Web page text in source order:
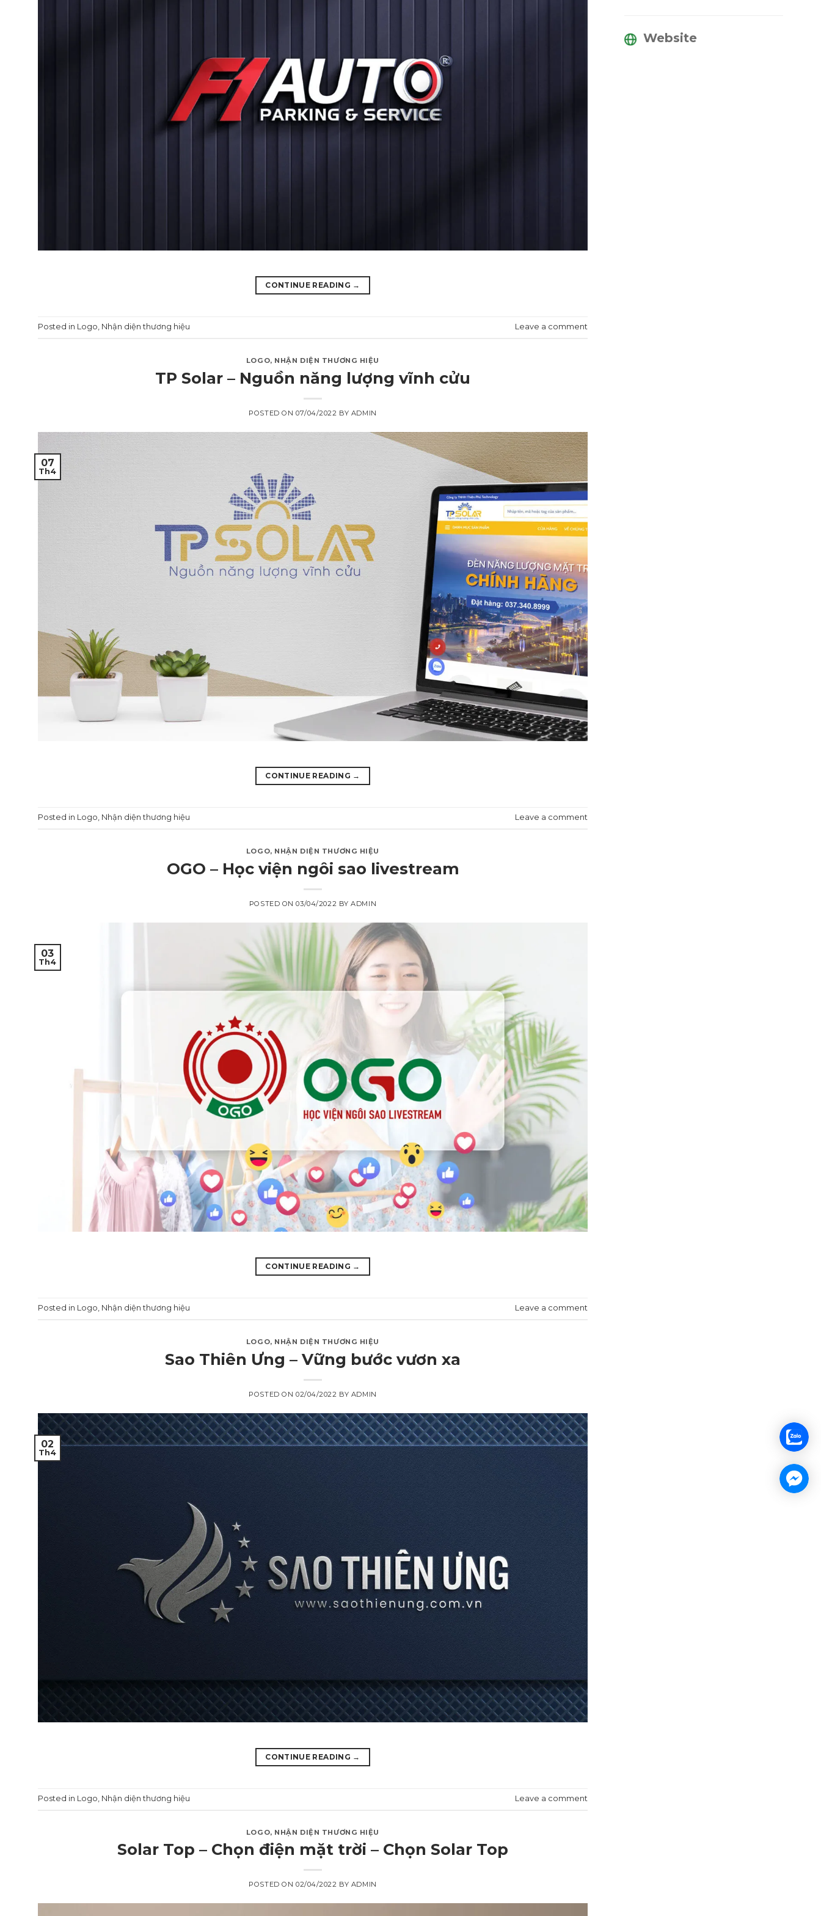
CONTINUE READING →
Posted in Logo, Nhận diện thương hiệu Leave a comment
LOGO, NHẬN DIỆN THƯƠNG HIỆU
TP Solar – Nguồn năng lượng vĩnh cửu
POSTED ON 07/04/2022 BY ADMIN
07
Th4
CONTINUE READING →
Posted in Logo, Nhận diện thương hiệu Leave a comment
LOGO, NHẬN DIỆN THƯƠNG HIỆU
OGO – Học viện ngôi sao livestream
POSTED ON03/04/2022 BYADMIN
03
Th4
CONTINUE READING →
Posted in Logo, Nhận diện thương hiệu Leave a comment
LOGO, NHẬN DIỆN THƯƠNG HIỆU
Sao Thiên Ưng – Vững bước vươn xa
POSTED ON 02/04/2022 BY ADMIN
02
Th4
CONTINUE READING →
Posted in Logo, Nhận diện thương hiệu Leave a comment
LOGO, NHẬN DIỆN THƯƠNG HIỆU
Solar Top – Chọn điện mặt trời – Chọn Solar Top
POSTED ON 02/04/2022 BY ADMIN
Website